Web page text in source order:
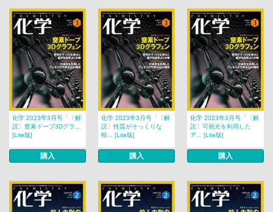
化学 2023年3月号「〔解
説〕窒素ドープ3Dグラ...
[Lite版]
購入
化学 2023年3月号「〔解
説〕性質がそっくりな
軽... [Lite版]
購入
化学 2023年3月号「〔解
説〕可視光を利用した
ア... [Lite版]
購入